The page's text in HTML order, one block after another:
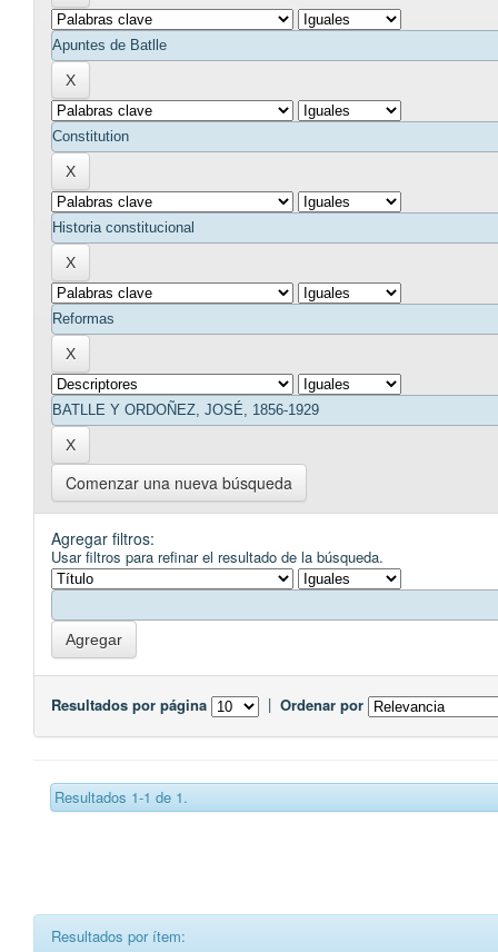
Comenzar una nueva búsqueda
Agregar filtros:
Usar filtros para refinar el resultado de la búsqueda.
Resultados por página | Ordenar por
Resultados 1-1 de 1.
Resultados por ítem: